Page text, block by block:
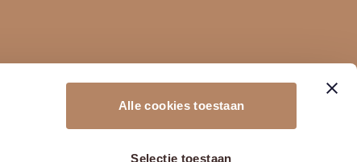
Alle cookies toestaan
Selectie toestaan